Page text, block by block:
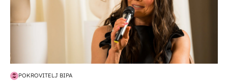
POKROVITELJ BIPA